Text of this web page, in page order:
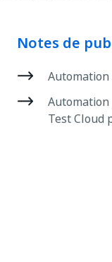
Notes de
Automation
Test Cloud